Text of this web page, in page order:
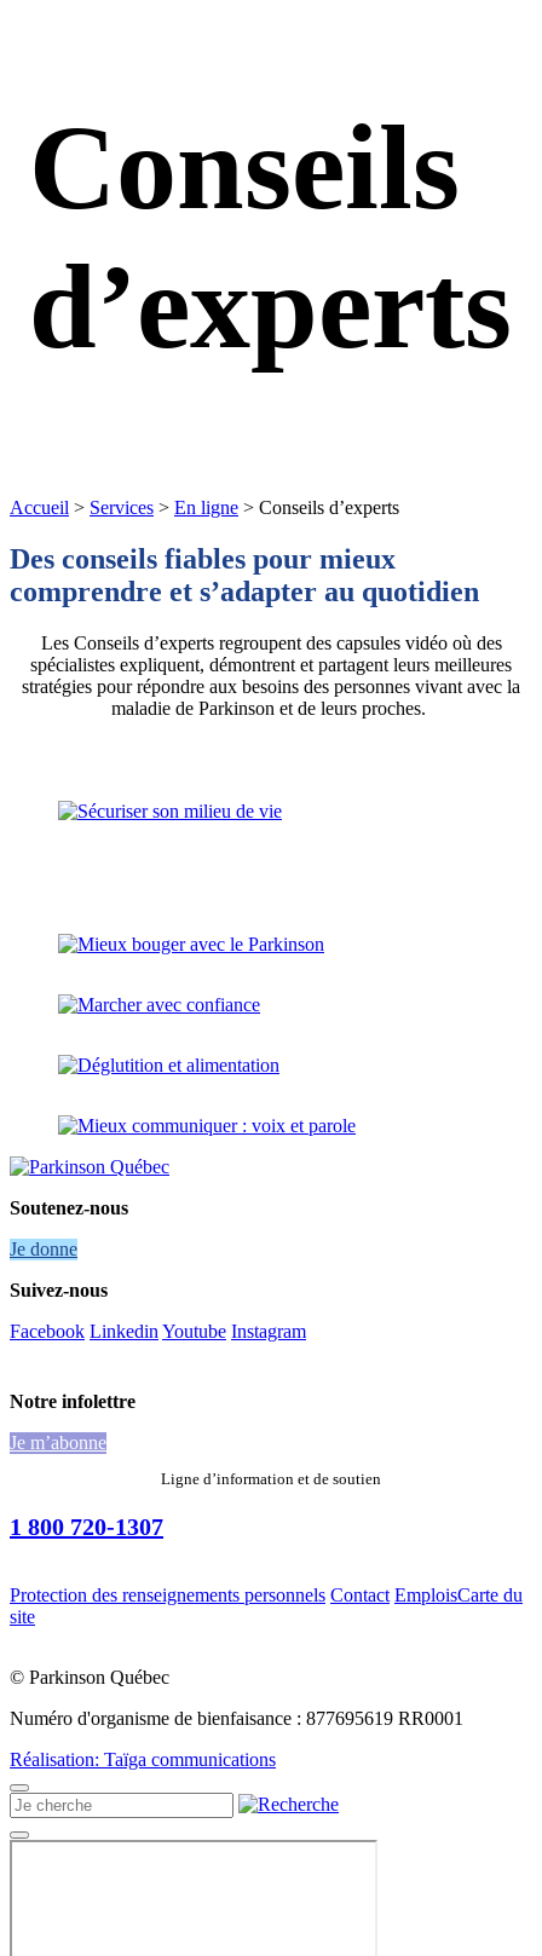
Conseils
d’experts
Accueil > Services > En ligne > Conseils d’experts
Des conseils fiables pour mieux
comprendre et s’adapter au quotidien
Les Conseils d’experts regroupent des capsules vidéo où des
spécialistes expliquent, démontrent et partagent leurs meilleures
stratégies pour répondre aux besoins des personnes vivant avec la
maladie de Parkinson et de leurs proches.
Soutenez-nous
Je donne
Suivez-nous
Facebook Linkedin Youtube Instagram
Notre infolettre
Je m’abonne
Ligne d’information et de soutien
1 800 720-1307
Protection des renseignements personnels Contact EmploisCarte du
site
© Parkinson Québec
Numéro d'organisme de bienfaisance : 877695619 RR0001
Réalisation: Taïga communications
Recherche
pour